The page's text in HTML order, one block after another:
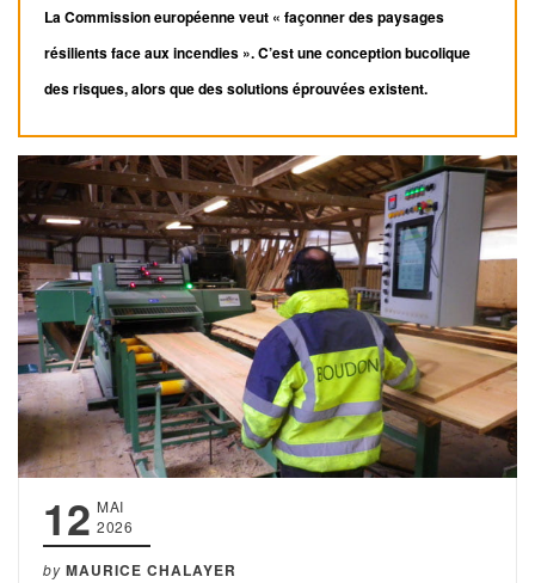
La Commission européenne veut « façonner des paysages
résilients face aux incendies ». C’est une conception bucolique
des risques, alors que des solutions éprouvées existent.
12 MAI
2026
by MAURICE CHALAYER